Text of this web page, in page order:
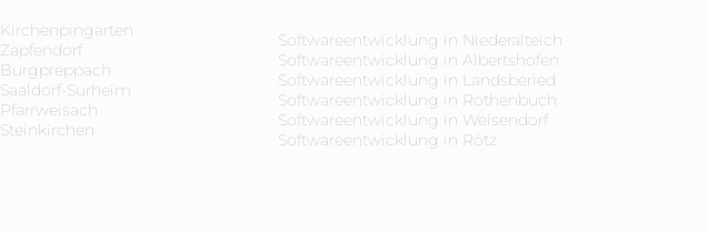
Kirchenpingarten
Zapfendorf
Burgpreppach
Saaldorf-Surheim
Pfarrweisach
Steinkirchen
Softwareentwicklung in Niederalteich
Softwareentwicklung in Albertshofen
Softwareentwicklung in Landsberied
Softwareentwicklung in Rothenbuch
Softwareentwicklung in Weisendorf
Softwareentwicklung in Rötz